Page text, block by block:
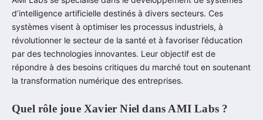
d’intelligence artificielle destinés à divers secteurs. Ces
systèmes visent à optimiser les processus industriels, à
révolutionner le secteur de la santé et à favoriser l’éducation
par des technologies innovantes. Leur objectif est de
répondre à des besoins critiques du marché tout en soutenant
la transformation numérique des entreprises.
Quel rôle joue Xavier Niel dans AMI Labs ?